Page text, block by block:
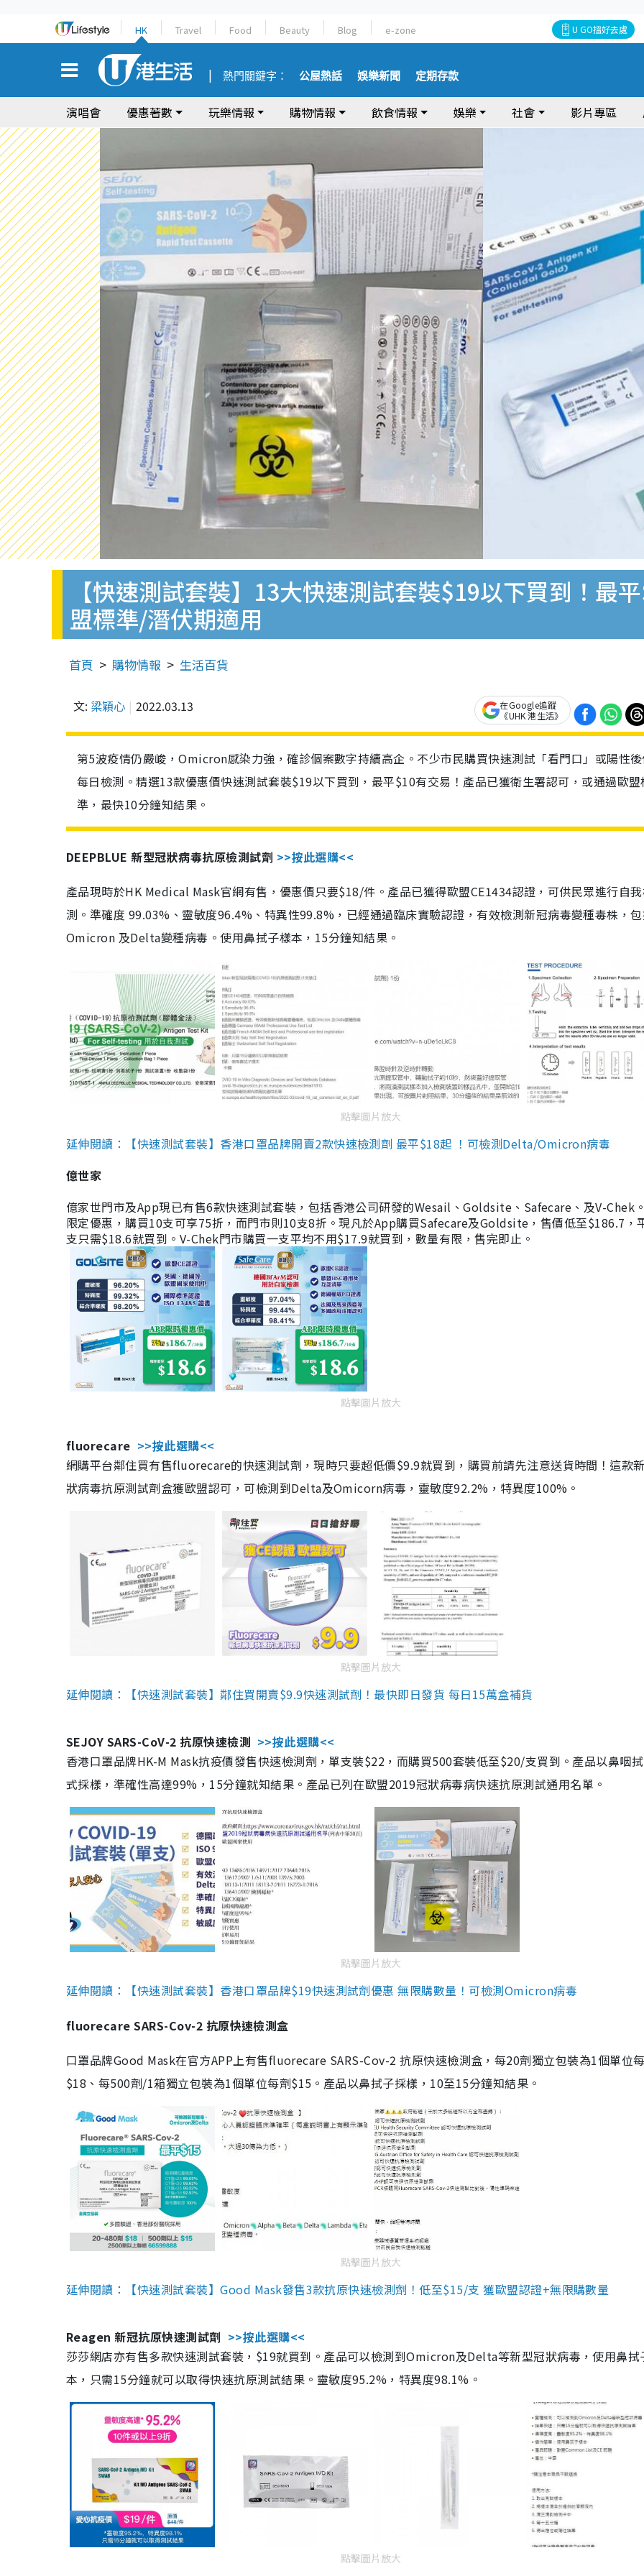
HK Travel Food Beauty Blog e-zone U GO搵好去處
熱門關鍵字： 公屋熱話 娛樂新聞 定期存款
演唱會 優惠著數 玩樂情報 購物情報 飲食情報 娛樂 社會 影片專區
【快速測試套裝】13大快速測試套裝$19以下買到！最
盟標準/潛伏期適用
首頁 購物情報 生活百貨
文: 梁穎心 2022.03.13
在Google追蹤
《UHK 港生活》
第5波疫情仍嚴峻，Omicron感染力強，確診個案數字持續高企。不少市民購買快速測試「看門口」或陽性
每日檢測。精選13款優惠價快速測試套裝$19以下買到，最平$10有交易！產品已獲衛生署認可，或通過歐盟
準，最快10分鐘知結果。
DEEPBLUE 新型冠狀病毒抗原檢測試劑 >>按此選購<<
產品現時於HK Medical Mask官網有售，優惠價只要$18/件。產品已獲得歐盟CE1434認證，可供民眾進行自
測。準確度 99.03%、靈敏度96.4%、特異性99.8%，已經通過臨床實驗認證，有效檢測新冠病毒變種毒株，
Omicron 及Delta變種病毒。使用鼻拭子樣本，15分鐘知結果。
點擊圖片放大
延伸閱讀：【快速測試套裝】香港口罩品牌開賣2款快速檢測劑 最平$18起 ！可檢測Delta/Omicron病毒
億世家
億家世門市及App現已有售6款快速測試套裝，包括香港公司研發的Wesail、Goldsite、Safecare、及V-Chek
限定優惠，購買10支可享75折，而門市則10支8折。現凡於App購買Safecare及Goldsite，售價低至$186.7，
支只需$18.6就買到。V-Chek門市購買一支平均不用$17.9就買到，數量有限，售完即止。
點擊圖片放大
fluorecare >>按此選購<<
網購平台鄰住買有售fluorecare的快速測試劑，現時只要超低價$9.9就買到，購買前請先注意送貨時間！這款
狀病毒抗原測試劑盒獲歐盟認可，可檢測到Delta及Omicorn病毒，靈敏度92.2%，特異度100%。
點擊圖片放大
延伸閱讀：【快速測試套裝】鄰住買開賣$9.9快速測試劑！最快即日發貨 每日15萬盒補貨
SEJOY SARS-CoV-2 抗原快速檢測 >>按此選購<<
香港口罩品牌HK-M Mask抗疫價發售快速檢測劑，單支裝$22，而購買500套裝低至$20/支買到。產品以鼻咽
式採樣，準確性高達99%，15分鐘就知結果。產品已列在歐盟2019冠狀病毒病快速抗原測試通用名單。
點擊圖片放大
延伸閱讀：【快速測試套裝】香港口罩品牌$19快速測試劑優惠 無限購數量！可檢測Omicron病毒
fluorecare SARS-Cov-2 抗原快速檢測盒
口罩品牌Good Mask在官方APP上有售fluorecare SARS-Cov-2 抗原快速檢測盒，每20劑獨立包裝為1個單位
$18、每500劑/1箱獨立包裝為1個單位每劑$15。產品以鼻拭子採樣，10至15分鐘知結果。
點擊圖片放大
延伸閱讀：【快速測試套裝】Good Mask發售3款抗原快速檢測劑！低至$15/支 獲歐盟認證+無限購數量
Reagen 新冠抗原快速測試劑 >>按此選購<<
莎莎網店亦有售多款快速測試套裝，$19就買到。產品可以檢測到Omicron及Delta等新型冠狀病毒，使用鼻拭
本，只需15分鐘就可以取得快速抗原測試結果。靈敏度95.2%，特異度98.1%。
點擊圖片放大